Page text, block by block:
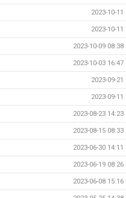
2023-10-11
2023-10-11
2023-10-09 08:38
2023-10-03 16:47
2023-09-21
2023-09-11
2023-08-23 14:23
2023-08-15 08:33
2023-06-30 14:11
2023-06-19 08:26
2023-06-08 15:16